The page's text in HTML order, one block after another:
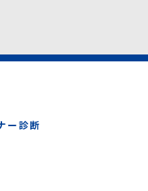
ー診断